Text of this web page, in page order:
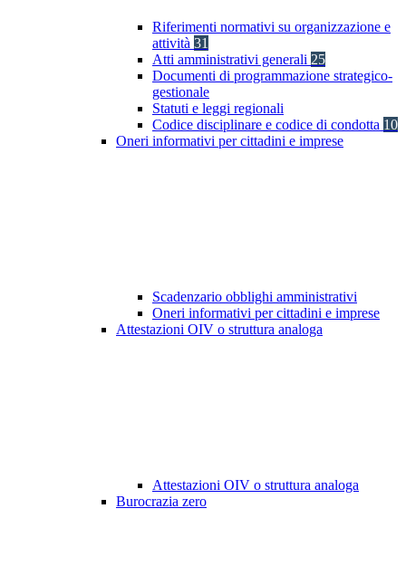
Riferimenti normativi su organizzazione e
attività 31
Atti amministrativi generali 25
Documenti di programmazione strategico-
gestionale
Statuti e leggi regionali
Codice disciplinare e codice di condotta 10
Oneri informativi per cittadini e imprese
Scadenzario obblighi amministrativi
Oneri informativi per cittadini e imprese
Attestazioni OIV o struttura analoga
Attestazioni OIV o struttura analoga
Burocrazia zero